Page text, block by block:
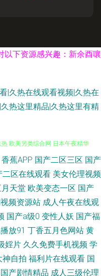
以下资源感兴趣：新余酉嚷
|久热在线观看视频|久热在
热这里精品|久热这里有精
精品系列 91社国产精品 AVV春
欧美另类综合网 日本午夜精华
线91 成人电影香蕉视频 黄色性
网 超碰欧美色中色 久草蜜臀视
蕉APP 国产二区三区 国产
二区在线观看 美女伦理视频
天堂 欧美变态一区 国产
频资源站 成人午夜在线观
国产a级0 变性人妖 国产福
放91 丁香五月色网站 黄
婬片 久久免费手机视频 学
神自拍 福利片在线观看 国
国产剧情精品 成人三级伦理